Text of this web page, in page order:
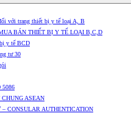
với trang thiết bị y tế loại A, B
BÁN THIẾT BỊ Y TẾ LOẠI B,C,D
y tế BCD
tư 30
ASEAN
CONSULAR AUTHENTICATION